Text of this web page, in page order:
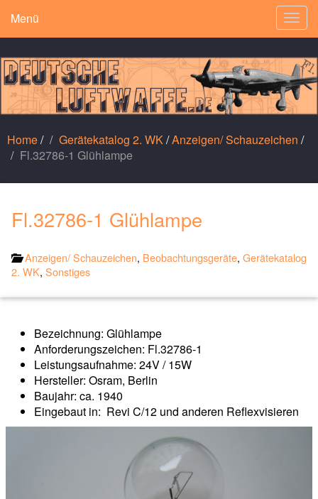
Menü
Home/ Gerätekatalog 2. WK/Anzeigen/ Schauzeichen /
Fl.32786-1 Glühlampe
Fl.32786-1 Glühlampe
Anzeigen/ Schauzeichen, Beobachtungsgeräte, Gerätekatalog
2. WK, Sonstiges
Bezeichnung: Glühlampe
Anforderungszeichen: Fl.32786-1
Leistungsaufnahme: 24V / 15W
Hersteller: Osram, Berlin
Baujahr: ca. 1940
Eingebaut in: Revi C/12 und anderen Reflexvisieren